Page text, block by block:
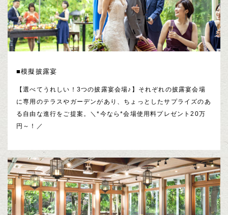
■模擬披露宴
【選べてうれしい！3つの披露宴会場♪】それぞれの披露宴会場
に専用のテラスやガーデンがあり、ちょっとしたサプライズのあ
る自由な進行をご提案。＼*今なら*会場使用料プレゼント20万
円～！／